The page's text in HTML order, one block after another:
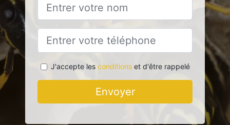
J'accepte les conditionset d'être rappelé
Envoyer